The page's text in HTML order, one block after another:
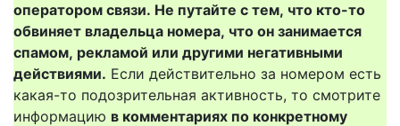
оператором связи. Не путайте с тем, что кто-то
обвиняет владельца номера, что он занимается
спамом, рекламой или другими негативными
действиями. Если действительно за номером есть
какая-то подозрительная активность, то смотрите
информацию в комментариях по конкретному